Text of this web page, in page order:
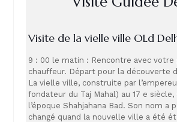
Visite de la vielle ville OLd
9 : 00 le matin : Rencontre avec votre
chauffeur. Départ pour la découverte
La vielle ville, construite par
fondateur du Taj Mahal) au 17 e
l’époque Shahjahana Bad. Son nom a
changé quand la nouvelle ville a été